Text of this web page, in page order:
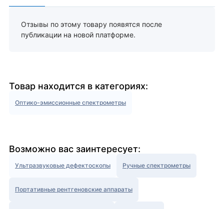
Отзывы по этому товару появятся после
публикации на новой платформе.
Товар находится в категориях:
Оптико-эмиссионные спектрометры
Возможно вас заинтересует:
Ультразвуковые дефектоскопы Ручные спектрометры
Портативные рентгеновские аппараты